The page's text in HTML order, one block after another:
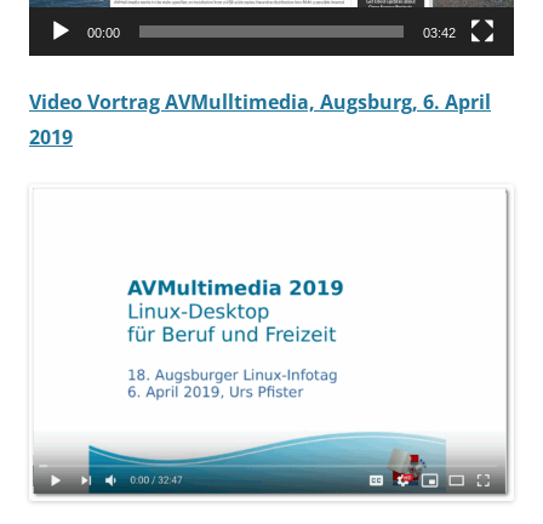
00:00 03:42
Video Vortrag AVMulltimedia, Augsburg, 6. April
2019